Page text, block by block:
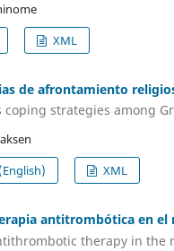
XML
de afrontamiento
coping strategies among
XML
antitrombótica en el
therapy in the